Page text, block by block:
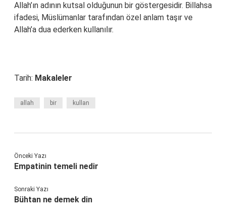
Allah’ın adının kutsal olduğunun bir göstergesidir. Billahsa
ifadesi, Müslümanlar tarafından özel anlam taşır ve
Allah’a dua ederken kullanılır.
Tarih: Makaleler
allah bir kullan
Önceki Yazı
Empatinin temeli nedir
Sonraki Yazı
Bühtan ne demek din